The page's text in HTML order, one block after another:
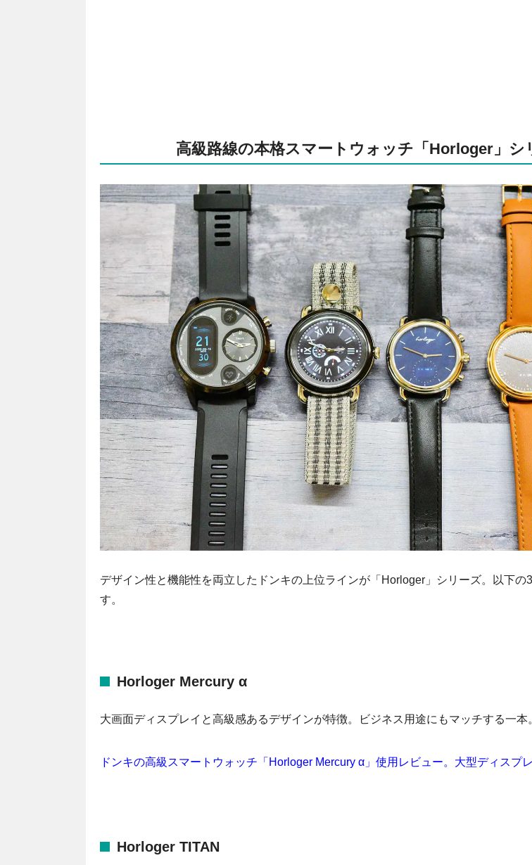
高級路線の本格スマートウォッチ「Horloger」シ
デザイン性と機能性を両立したドンキの上位ラインが「Horloger」シリーズ。以下の
す。
Horloger Mercury α
大画面ディスプレイと高級感あるデザインが特徴。ビジネス用途にもマッチする一本
ドンキの高級スマートウォッチ「Horloger Mercury α」使用レビュー。大型ディスプ
Horloger TITAN